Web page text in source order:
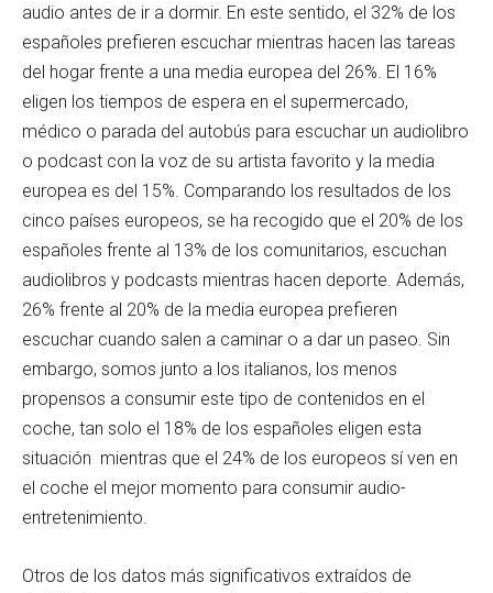
audio antes de ir a dormir. En este sentido, el 32% de los
españoles prefieren escuchar mientras hacen las tareas
del hogar frente a una media europea del 26%. El 16%
eligen los tiempos de espera en el supermercado,
médico o parada del autobús para escuchar un audiolibro
o podcast con la voz de su artista favorito y la media
europea es del 15%. Comparando los resultados de los
cinco países europeos, se ha recogido que el 20% de los
españoles frente al 13% de los comunitarios, escuchan
audiolibros y podcasts mientras hacen deporte. Además,
26% frente al 20% de la media europea prefieren
escuchar cuando salen a caminar o a dar un paseo. Sin
embargo, somos junto a los italianos, los menos
propensos a consumir este tipo de contenidos en el
coche, tan solo el 18% de los españoles eligen esta
situación mientras que el 24% de los europeos sí ven en
el coche el mejor momento para consumir audio-
entretenimiento.
Otros de los datos más significativos extraídos de